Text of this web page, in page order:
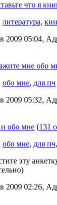
что я
литература,
2009 05:04,
мне обо
обо мне, для пч
2009 05:32,
обо мне (131
обо мне, для пч,
эту
2009 02:26,